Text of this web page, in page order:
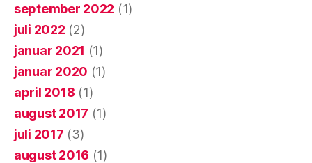
september 2022 (1)
juli 2022 (2)
januar 2021 (1)
januar 2020 (1)
april 2018 (1)
august 2017 (1)
juli 2017 (3)
august 2016 (1)